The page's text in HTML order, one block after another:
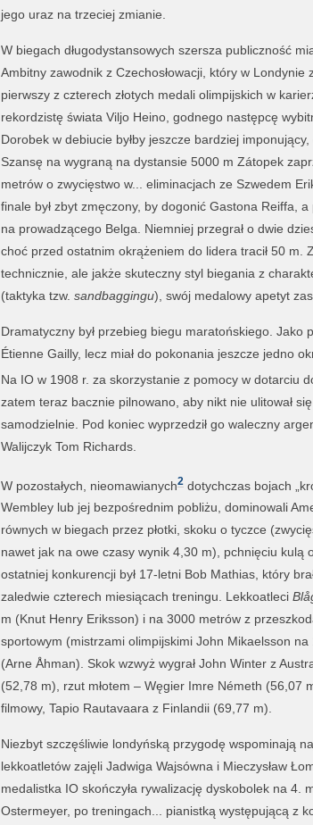
jego uraz na trzeciej zmianie.
W biegach długodystansowych szersza publiczność
Ambitny zawodnik z Czechosłowacji, który w Londynie
pierwszy z czterech złotych medali olimpijskich w
rekordzistę świata Viljo Heino, godnego następcę
Dorobek w debiucie byłby jeszcze bardziej
Szansę na wygraną na dystansie 5000 m Zátopek
metrów o zwycięstwo w... eliminacjach ze Szwedem
finale był zbyt zmęczony, by dogonić Gastona Reiffa,
na prowadzącego Belga. Niemniej przegrał o dwie
choć przed ostatnim okrążeniem do lidera tracił 50 m.
technicznie, ale jakże skuteczny styl biegania z
(taktyka tzw. sandbaggingu), swój medalowy apetyt
Dramatyczny był przebieg biegu maratońskiego. Jako
Étienne Gailly, lecz miał do pokonania jeszcze jedno
Na IO w 1908 r. za skorzystanie z pomocy w dotarciu
zatem teraz bacznie pilnowano, aby nikt nie ulitował
samodzielnie. Pod koniec wyprzedził go waleczny
Walijczyk Tom Richards.
W pozostałych, nieomawianych2dotychczas bojach
Wembley lub jej bezpośrednim pobliżu, dominowali
równych w biegach przez płotki, skoku o tyczce
nawet jak na owe czasy wynik 4,30 m), pchnięciu
ostatniej konkurencji był 17-letni Bob Mathias, który
zaledwie czterech miesiącach treningu. Lekkoatleci
m (Knut Henry Eriksson) i na 3000 metrów z
sportowym (mistrzami olimpijskimi John Mikaelsson
(Arne Åhman). Skok wzwyż wygrał John Winter z
(52,78 m), rzut młotem – Węgier Imre Németh (56,07
filmowy, Tapio Rautavaara z Finlandii (69,77 m).
Niezbyt szczęśliwie londyńską przygodę wspominają
lekkoatletów zajęli Jadwiga Wajsówna i Mieczysław
medalistka IO skończyła rywalizację dyskobolek na 4.
Ostermeyer, po treningach... pianistką występującą z